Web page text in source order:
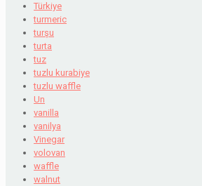
Türkiye
turmeric
turşu
turta
tuz
tuzlu kurabiye
tuzlu waffle
Un
vanilla
vanilya
Vinegar
volovan
waffle
walnut